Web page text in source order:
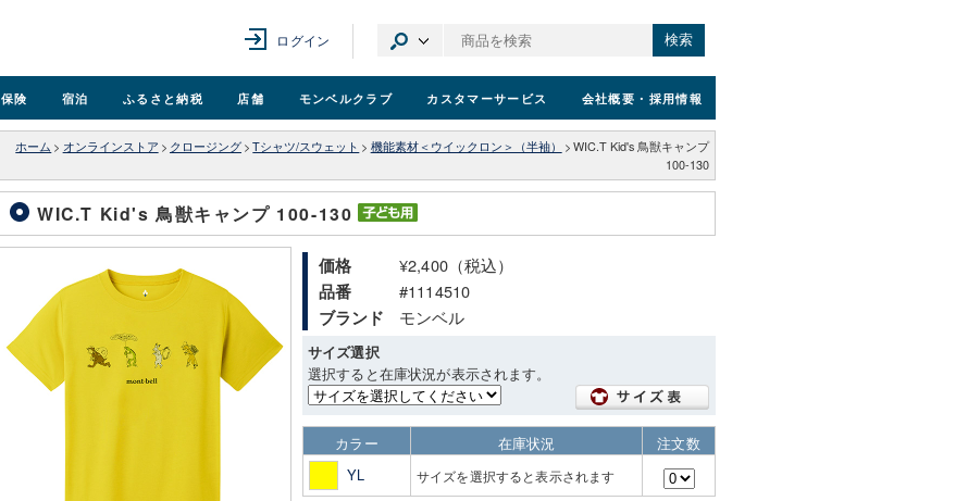
ログイン 検索
保険 宿泊 ふるさと納税 店舗 モンベルクラブ カスタマーサービス 会社概要 ・採用情報
ホーム > オンラインストア > クロージング > Tシャツ/スウェット > 機能素材＜ウイックロン＞（半袖） > WIC.T Kid's 鳥獣キャンプ
100-130
WIC.T Kid's 鳥獣キャンプ 100-130
価格 ¥2,400（税込）
品番 #1114510
ブランド モンベル
サイズ選択
選択すると在庫状況が表示されます。
カラー 在庫状況
注文数
YL
サイズを選択すると表示されます